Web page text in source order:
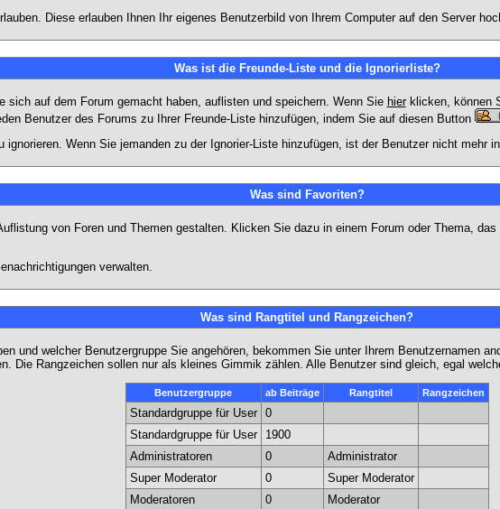
Diese erlauben Ihnen Ihr eigenes Benutzerbild von Ihrem Computer auf den Server
Was ist die Freunde-Liste und die Ignorierliste?
sich auf dem Forum gemacht haben, auflisten und speichern. Wenn Sie hierklicken, können
Benutzer des Forums zu Ihrer Freunde-Liste hinzufügen, indem Sie auf diesen Button
Wenn Sie jemanden zu der Ignorier-Liste hinzufügen, ist der Benutzer nicht mehr
Was sind Favoriten?
von Foren und Themen gestalten. Klicken Sie dazu in einem Forum oder Thema,
verwalten.
Was sind Rangtitel und Rangzeichen?
und welcher Benutzergruppe Sie angehören, bekommen Sie unter Ihrem Benutzernamen
Die Rangzeichen sollen nur als kleines Gimmik zählen. Alle Benutzer sind gleich, egal
Benutzergruppe ab Beiträge Rangtitel Rangzeichen
Standardgruppe für User
0
Standardgruppe für User
1900
Administratoren
0
Administrator
Super Moderator
0
Super Moderator
Moderatoren
0 Moderator